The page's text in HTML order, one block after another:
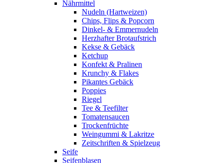
Nährmittel
Nudeln (Hartweizen)
Chips, Flips & Popcorn
Dinkel- & Emmernudeln
Herzhafter Brotaufstrich
Kekse & Gebäck
Ketchup
Konfekt & Pralinen
Krunchy & Flakes
Pikantes Gebäck
Poppies
Riegel
Tee & Teefilter
Tomatensaucen
Trockenfrüchte
Weingummi & Lakritze
Zeitschriften & Spielzeug
Seife
Seifenblasen